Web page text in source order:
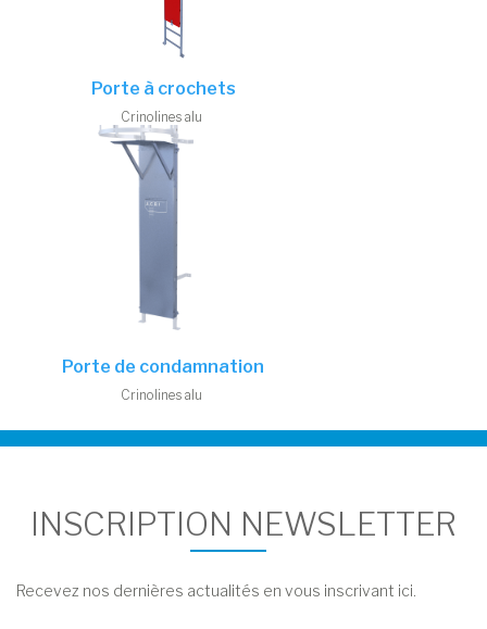
Porte à crochets
Crinolines alu
Porte de condamnation
Crinolines alu
INSCRIPTION NEWSLETTER
Recevez nos dernières actualités en vous inscrivant ici.